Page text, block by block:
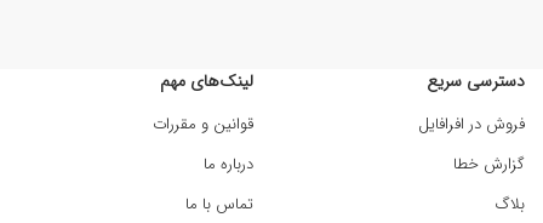
دسترسی سریع
فروش در افرافایل
گزارش خطا
بلاگ
لینک‌های مهم
قوانین و مقررات
درباره ما
تماس با ما